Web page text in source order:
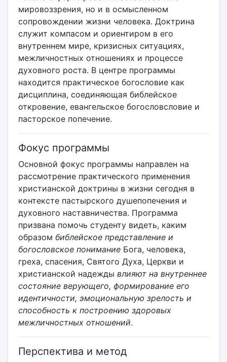
мировоззрения, но и в осмысленном
сопровождении жизни человека. Доктрина
служит компасом и ориентиром в его
внутреннем мире, кризисных ситуациях,
межличностных отношениях и процессе
духовного роста. В центре программы
находится практическое богословие как
дисциплина, соединяющая библейское
откровение, евангельское богословсловие и
пасторское попечение.
Фокус программы
Основной фокус программы направлен на
рассмотрение практического применения
христианской доктрины в жизни сегодня в
контексте пастырского душепопечения и
духовного наставничества. Программа
призвана помочь студенту видеть, каким
образом библейское представление и
богословское пониманиеБога, человека,
греха, спасения, Святого Духа, Церкви и
христианской надежды влияют на внутреннее
состояние верующего, формирование его
идентичности, эмоциональную зрелость и
способность к построению здоровых
межличностных отношений.
Перспектива и метод